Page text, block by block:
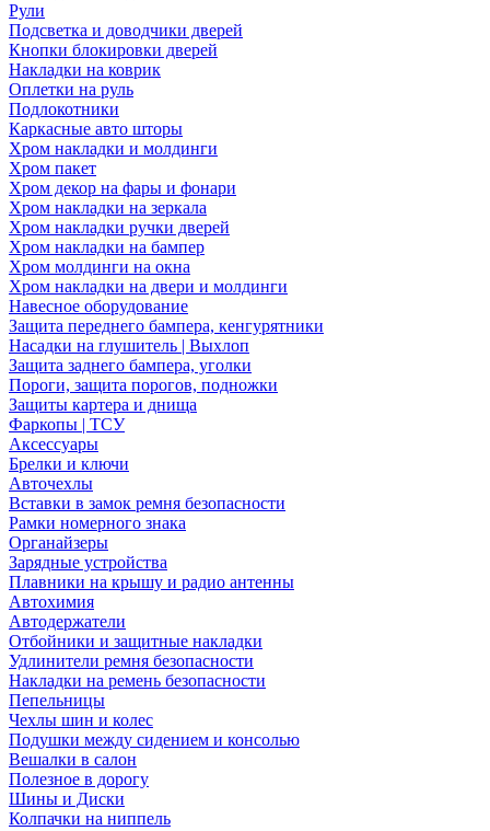
Рули
Подсветка и доводчики дверей
Кнопки блокировки дверей
Накладки на коврик
Оплетки на руль
Подлокотники
Каркасные авто шторы
Хром накладки и молдинги
Хром пакет
Хром декор на фары и фонари
Хром накладки на зеркала
Хром накладки ручки дверей
Хром накладки на бампер
Хром молдинги на окна
Хром накладки на двери и молдинги
Навесное оборудование
Защита переднего бампера, кенгурятники
Насадки на глушитель | Выхлоп
Защита заднего бампера, уголки
Пороги, защита порогов, подножки
Защиты картера и днища
Фаркопы | ТСУ
Аксессуары
Брелки и ключи
Авточехлы
Вставки в замок ремня безопасности
Рамки номерного знака
Органайзеры
Зарядные устройства
Плавники на крышу и радио антенны
Автохимия
Автодержатели
Отбойники и защитные накладки
Удлинители ремня безопасности
Накладки на ремень безопасности
Пепельницы
Чехлы шин и колес
Подушки между сидением и консолью
Вешалки в салон
Полезное в дорогу
Шины и Диски
Колпачки на ниппель